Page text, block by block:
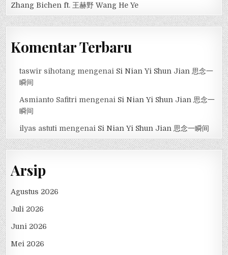
Zhang Bichen ft. 王赫野 Wang He Ye
Komentar Terbaru
taswir sihotang mengenai Si Nian Yi Shun Jian 思念一
瞬间
Asmianto Safitri mengenai Si Nian Yi Shun Jian 思念一
瞬间
ilyas astuti mengenai Si Nian Yi Shun Jian 思念一瞬间
Arsip
Agustus 2026
Juli 2026
Juni 2026
Mei 2026